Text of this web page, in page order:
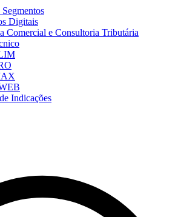
Segmentos
Digitais
Comercial e Consultoria Tributária
Indicações